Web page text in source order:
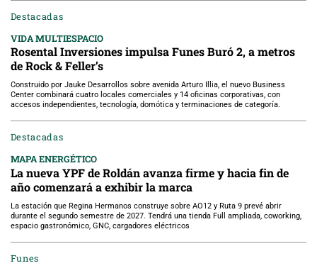
Destacadas
VIDA MULTIESPACIO
Rosental Inversiones impulsa Funes Buró 2, a metros
de Rock & Feller’s
Construido por Jauke Desarrollos sobre avenida Arturo Illia, el nuevo Business
Center combinará cuatro locales comerciales y 14 oficinas corporativas, con
accesos independientes, tecnología, domótica y terminaciones de categoría.
Destacadas
MAPA ENERGÉTICO
La nueva YPF de Roldán avanza firme y hacia fin de
año comenzará a exhibir la marca
La estación que Regina Hermanos construye sobre AO12 y Ruta 9 prevé abrir
durante el segundo semestre de 2027. Tendrá una tienda Full ampliada, coworking,
espacio gastronómico, GNC, cargadores eléctricos
Funes